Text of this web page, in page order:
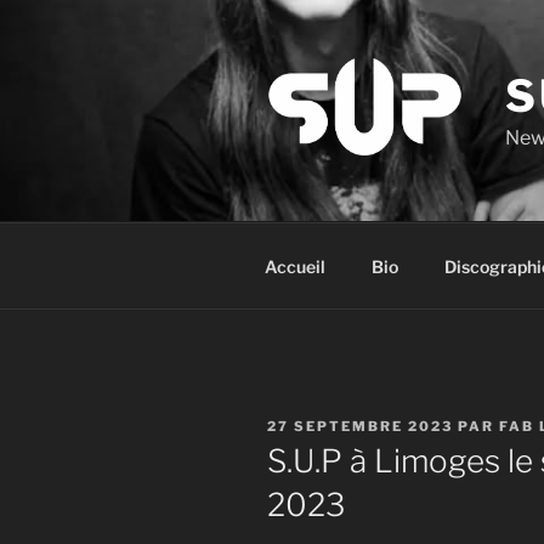
Accueil Bio
PUBLIÉ
LE
27 SEPTEMBRE 2023 PAR FAB
S.U.P à Limoges
2023